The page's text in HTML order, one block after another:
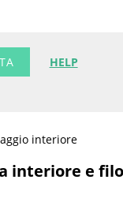
HELP
interiore
interiore e